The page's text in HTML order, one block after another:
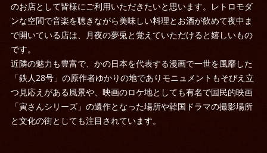
のお店として皆様にご利用いただきたいと思います。レトロモダ
ンな空間で音楽を聴きながら美味しい料理とお酒が飲めて夜中ま
で開いている店は、月夜の夢兎と覚えていただけると嬉しいもの
です。
近隣の魅力も豊富で、かの日本を代表する漫画で一世を風靡した
「鉄人28号」の原作者ゆかりの地でありモニュメントもそびえ立
つ見応えがある風景や、映画のロケ地としても有名で国民的映画
「寅さんシリーズ」の遺作となった場所や韓国ドラマの撮影場所
と文化の街としても注目されています。